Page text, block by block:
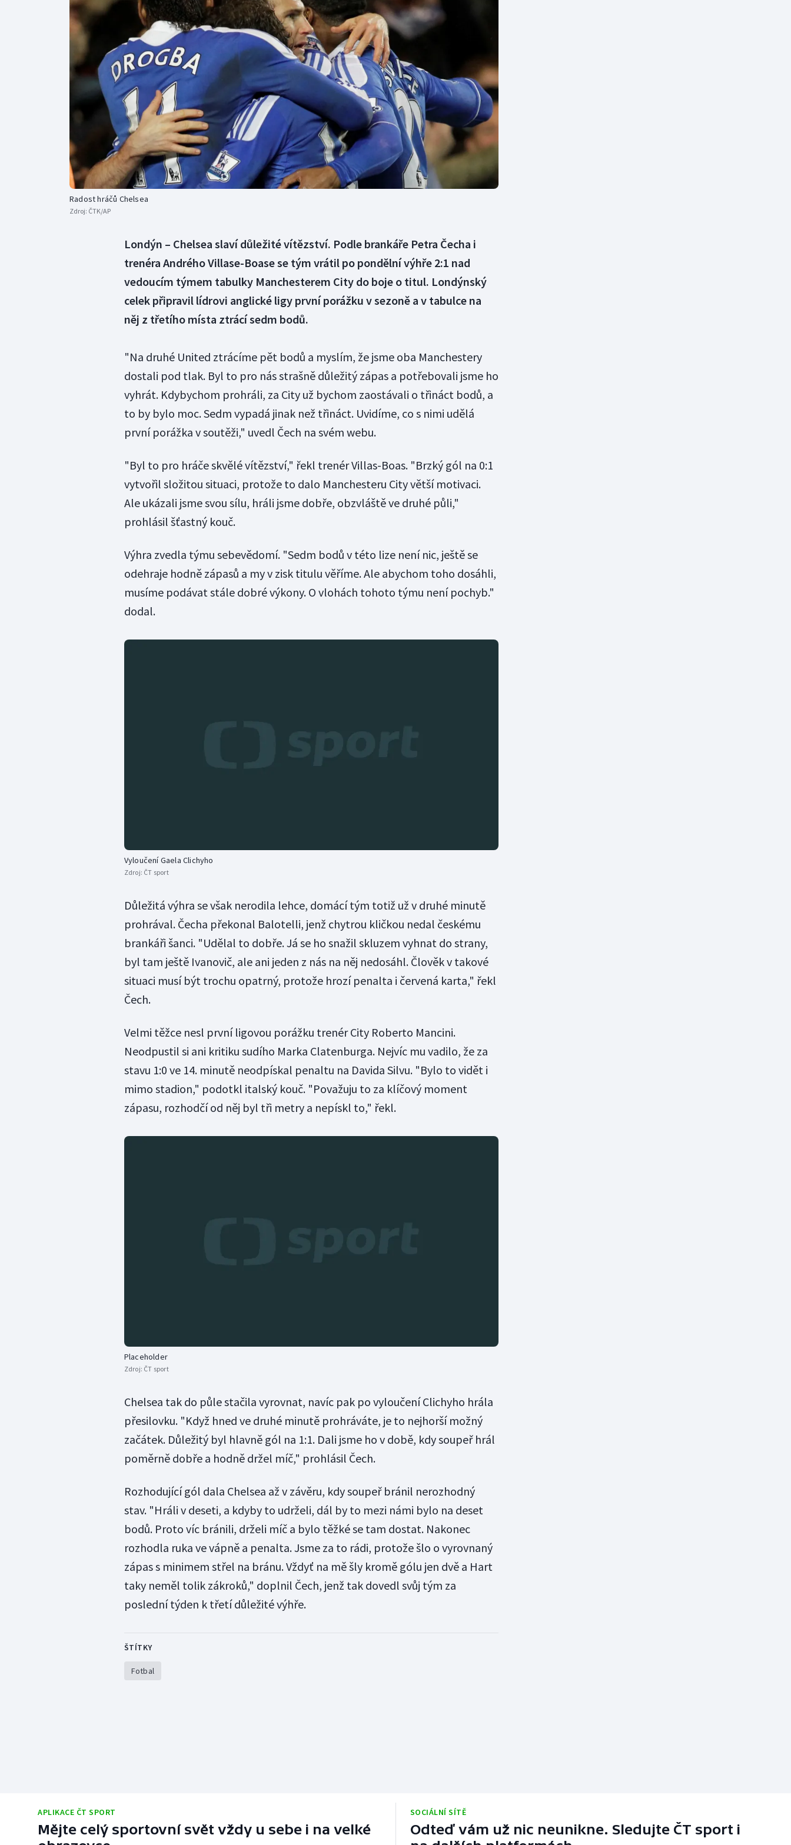
Curling
Dostihy
Florbal
Futsal
Golf
Gymnastika
Moderní pětiboj
Motorsport
Olympijské hry
Parasport
Plavání
Plážový volejbal
Triatlon
Vodní slalom
Volejbal
Ostatní
Radost hráčů Chelsea
Zdroj: ČTK/AP
Londýn – Chelsea slaví důležité vítězství. Podle brankáře Petra Čecha i
trenéra Andrého Villase-Boase se tým vrátil po pondělní výhře 2:1 nad
vedoucím týmem tabulky Manchesterem City do boje o titul. Londýnský
celek připravil lídrovi anglické ligy první porážku v sezoně a v tabulce na
něj z třetího místa ztrácí sedm bodů.
"Na druhé United ztrácíme pět bodů a myslím, že jsme oba Manchestery
dostali pod tlak. Byl to pro nás strašně důležitý zápas a potřebovali jsme ho
vyhrát. Kdybychom prohráli, za City už bychom zaostávali o třináct bodů, a
to by bylo moc. Sedm vypadá jinak než třináct. Uvidíme, co s nimi udělá
první porážka v soutěži," uvedl Čech na svém webu.
"Byl to pro hráče skvělé vítězství," řekl trenér Villas-Boas. "Brzký gól na 0:1
vytvořil složitou situaci, protože to dalo Manchesteru City větší motivaci.
Ale ukázali jsme svou sílu, hráli jsme dobře, obzvláště ve druhé půli,"
prohlásil šťastný kouč.
Výhra zvedla týmu sebevědomí. "Sedm bodů v této lize není nic, ještě se
odehraje hodně zápasů a my v zisk titulu věříme. Ale abychom toho dosáhli,
musíme podávat stále dobré výkony. O vlohách tohoto týmu není pochyb."
dodal.
Vyloučení Gaela Clichyho
Zdroj: ČT sport
Důležitá výhra se však nerodila lehce, domácí tým totiž už v druhé minutě
prohrával. Čecha překonal Balotelli, jenž chytrou kličkou nedal českému
brankáři šanci. "Udělal to dobře. Já se ho snažil skluzem vyhnat do strany,
byl tam ještě Ivanovič, ale ani jeden z nás na něj nedosáhl. Člověk v takové
situaci musí být trochu opatrný, protože hrozí penalta i červená karta," řekl
Čech.
Velmi těžce nesl první ligovou porážku trenér City Roberto Mancini.
Neodpustil si ani kritiku sudího Marka Clatenburga. Nejvíc mu vadilo, že za
stavu 1:0 ve 14. minutě neodpískal penaltu na Davida Silvu. "Bylo to vidět i
mimo stadion," podotkl italský kouč. "Považuju to za klíčový moment
zápasu, rozhodčí od něj byl tři metry a nepískl to," řekl.
Placeholder
Zdroj: ČT sport
Chelsea tak do půle stačila vyrovnat, navíc pak po vyloučení Clichyho hrála
přesilovku. "Když hned ve druhé minutě prohráváte, je to nejhorší možný
začátek. Důležitý byl hlavně gól na 1:1. Dali jsme ho v době, kdy soupeř hrál
poměrně dobře a hodně držel míč," prohlásil Čech.
Rozhodující gól dala Chelsea až v závěru, kdy soupeř bránil nerozhodný
stav. "Hráli v deseti, a kdyby to udrželi, dál by to mezi námi bylo na deset
bodů. Proto víc bránili, drželi míč a bylo těžké se tam dostat. Nakonec
rozhodla ruka ve vápně a penalta. Jsme za to rádi, protože šlo o vyrovnaný
zápas s minimem střel na bránu. Vždyť na mě šly kromě gólu jen dvě a Hart
taky neměl tolik zákroků," doplnil Čech, jenž tak dovedl svůj tým za
poslední týden k třetí důležité výhře.
ŠTÍTKY
Fotbal
APLIKACE ČT SPORT
Mějte celý sportovní svět vždy u sebe i na velké
SOCIÁLNÍ SÍTĚ
Odteď vám už nic neunikne. Sledujte ČT sport i